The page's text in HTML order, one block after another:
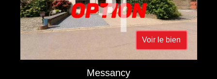
Voir le bien
Messancy